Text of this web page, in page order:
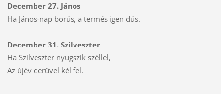
December 27. János
Ha János-nap borús, a termés igen dús.
December 31. Szilveszter
Ha Szilveszter nyugszik széllel,
Az újév derűvel kél fel.